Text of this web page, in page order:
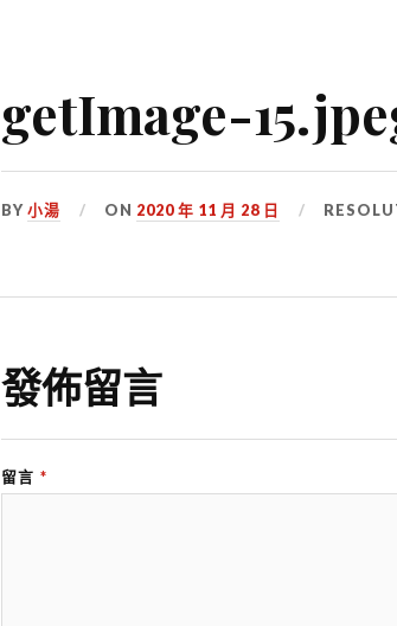
getImage-
BY小湯 ON 2020 年 11 月 28 日
發佈留言
留言 *